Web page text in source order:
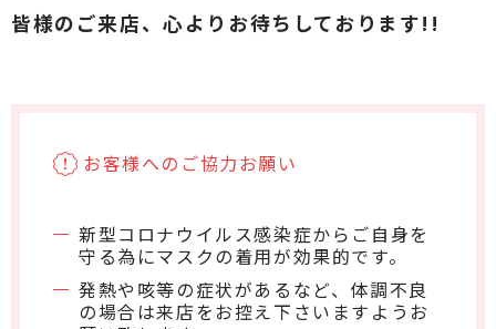
皆様のご来店、心よりお待ちしております!!
お客様へのご協力お願い
新型コロナウイルス感染症から ご自身を
守る為にマスクの着用が効果的です。
発熱や咳等の症状があるなど、体調不良
の場合は来店をお控え下さいますようお